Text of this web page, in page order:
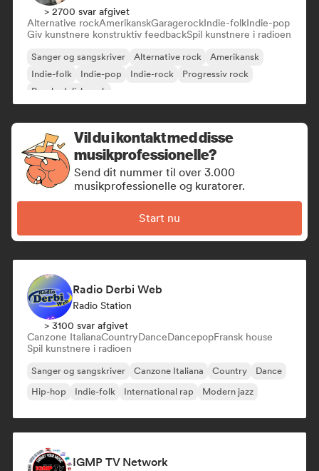
> 2700 svar afgivet
Alternative rockAmerikanskGaragerockIndie-folkIndie-pop
Giv kunstnere konstruktiv feedbackSpil kunstnere i radioen
Sanger og sangskriver Alternative rock
Amerikansk
Indie-folk
Indie-pop Indie-rock
Progressiv rock
Psychedelisk rock
Vil du i kontakt med disse
musikprofessionelle?
Send dit nummer til over 3.000
musikprofessionelle og kuratorer.
Start nu
Radio Derbi Web
Radio Station
> 3100 svar afgivet
Canzone ItalianaCountryDanceDancepopFransk house
Spil kunstnere i radioen
Sanger og sangskriver Canzone Italiana Country
Dance
Hip-hop
Indie-folk International rap Modern jazz
IGMP TV Network